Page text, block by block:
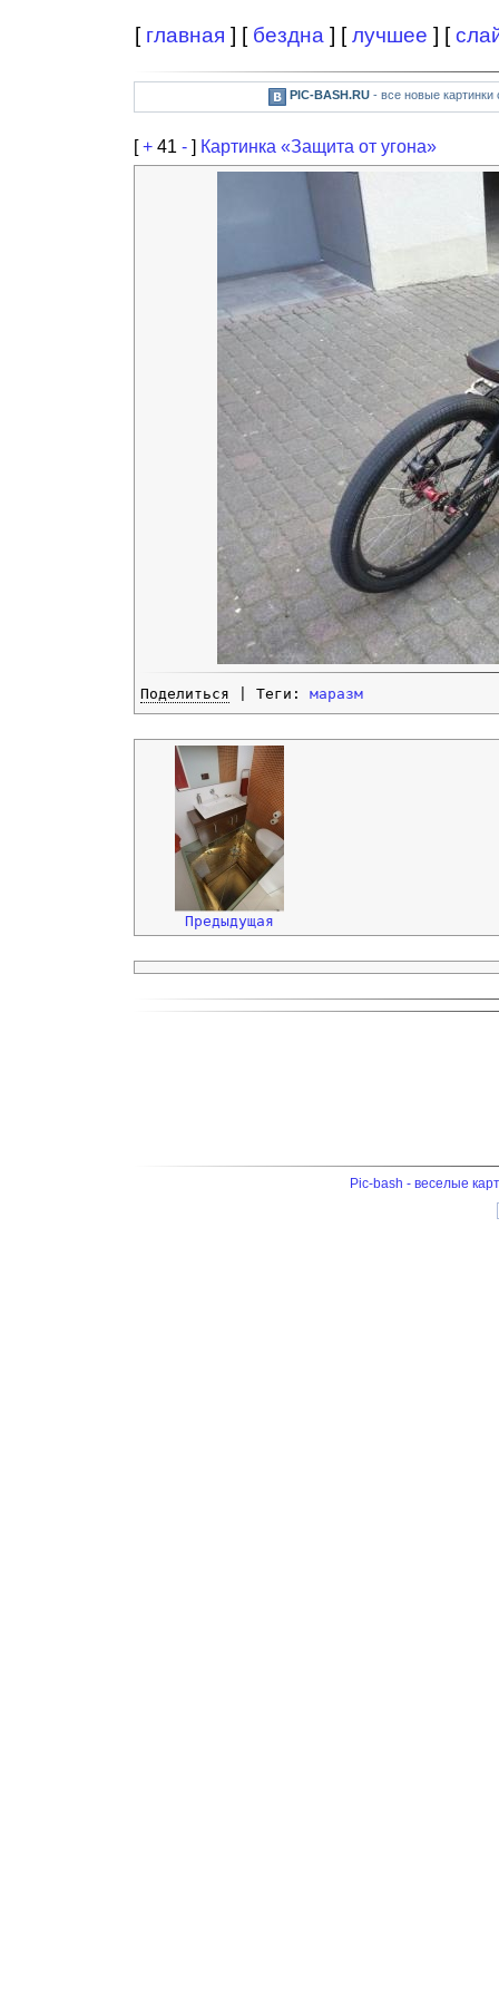
[ главная ] [ бездна ] [лучшее ] [
PIC-BASH.RU- все новые картинки
[+ 41 - ] Картинка «Защита от угона»
Поделиться | Теги: маразм
Предыдущая
Pic-bash - веселые